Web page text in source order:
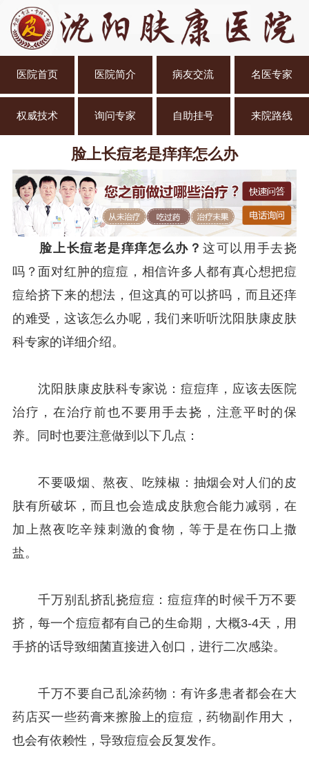
医院首页 医院简介 病友交流 名医专家
权威技术 询问专家 自助挂号 来院路线
脸上长痘老是痒痒怎么办
脸上长痘老是痒痒怎么办？ 这可以用手去挠
吗？面对红肿的痘痘，相信许多人都有真心想把痘
痘给挤下来的想法，但这真的可以挤吗，而且还痒
的难受，这该怎么办呢，我们来听听沈阳肤康皮肤
科专家的详细介绍。
沈阳肤康皮肤科专家说：痘痘痒，应该去医院
治疗，在治疗前也不要用手去挠，注意平时的保
养。同时也要注意做到以下几点：
不要吸烟、熬夜、吃辣椒：抽烟会对人们的皮
肤有所破坏，而且也会造成皮肤愈合能力减弱，在
加上熬夜吃辛辣刺激的食物，等于是在伤口上撒
盐。
千万别乱挤乱挠痘痘：痘痘痒的时候千万不要
挤，每一个痘痘都有自己的生命期，大概3-4天，用
手挤的话导致细菌直接进入创口，进行二次感染。
千万不要自己乱涂药物：有许多患者都会在大
药店买一些药膏来擦脸上的痘痘，药物副作用大，
也会有依赖性，导致痘痘会反复发作。